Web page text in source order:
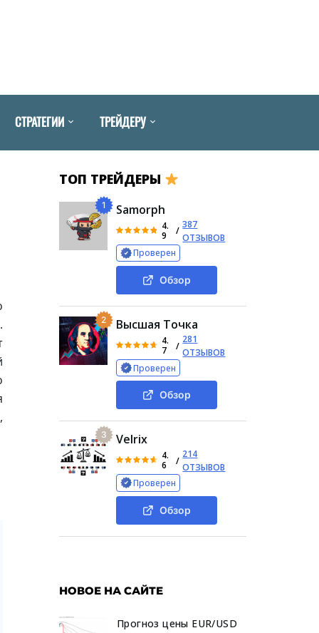
СТРАТЕГИИ ТРЕЙДЕРУ
ТОП ТРЕЙДЕРЫ
1 Samorph
4.
9
/
387
ОТЗЫВОВ
Проверен
Обзор
2 Высшая Точка
4.
7
/
281
ОТЗЫВОВ
Проверен
Обзор
3 Velrix
4.
6
/
214
ОТЗЫВОВ
Проверен
Обзор
НОВОЕ НА САЙТЕ
Прогноз цены EUR/USD